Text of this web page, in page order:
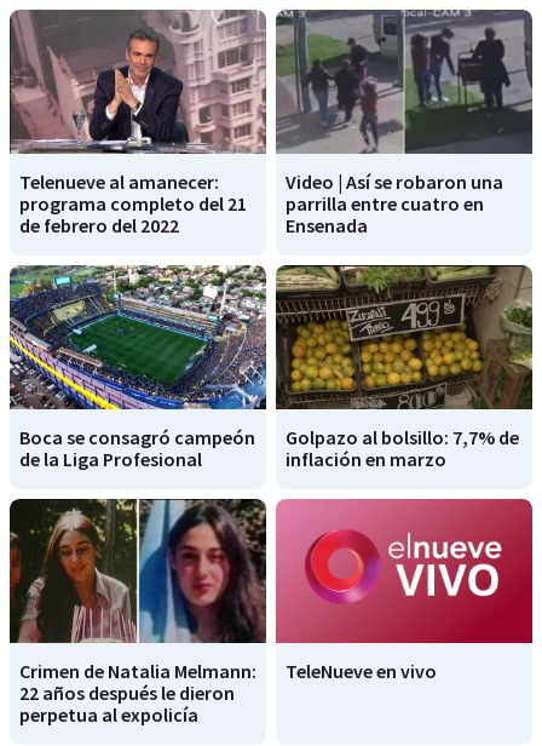
Telenueve al amanecer:
programa completo del 21
de febrero del 2022
Video | Así se robaron una
parrilla entre cuatro en
Ensenada
Boca se consagró campeón
de la Liga Profesional
Golpazo al bolsillo: 7,7% de
inflación en marzo
Crimen de Natalia Melmann:
22 años después le dieron
perpetua al expolicía
TeleNueve en vivo